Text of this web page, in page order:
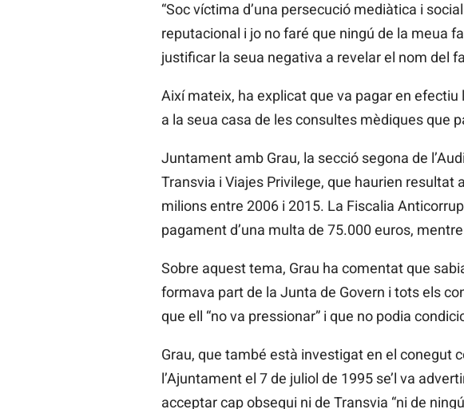
“Soc víctima d’una persecució mediàtica i
reputacional i jo no faré que ningú de la meua
justificar la seua negativa a revelar el nom del
Així mateix, ha explicat que va pagar en
a la seua casa de les consultes mèdiques que
Juntament amb Grau, la secció segona de
Transvia i Viajes Privilege, que haurien resultat
milions entre 2006 i 2015. La Fiscalia
pagament d’una multa de 75.000 euros,
Sobre aquest tema, Grau ha comentat que
formava part de la Junta de Govern i tots els
que ell “no va pressionar” i que no podia
Grau, que també està investigat en el conegut
l’Ajuntament el 7 de juliol de 1995 se’l va
acceptar cap obsequi ni de Transvia “ni de